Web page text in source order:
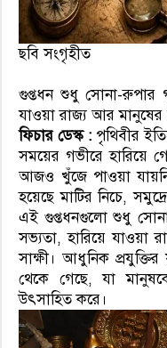
ছবি সংগৃহীত
গুপ্তধন শুধু সোনা-রুপার
যাওয়া রাজ্য আর মানুষের
ফিচার ডেস্ক :পৃথিবীর
সময়ের গভীরে হারিয়ে
আজও খুঁজে পাওয়া
হয়েছে মাটির নিচে,
এই গুপ্তধনগুলো শুধু
সভ্যতা, হারিয়ে যাওয়া
সাক্ষী। আধুনিক
থেকে গেছে, যা
উৎসাহিত করে।